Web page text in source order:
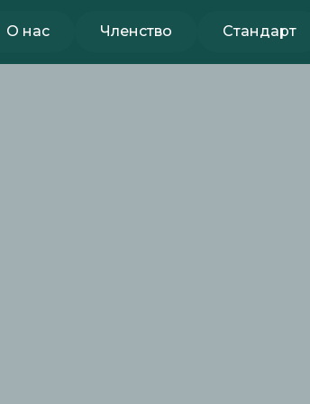
О нас Членство Стандарт
Членство Сообщество